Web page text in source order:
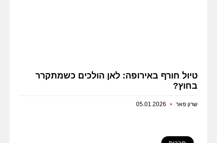
טיול חורף באירופה: לאן הולכים כשמתקרר
בחוץ?
שרון פאר